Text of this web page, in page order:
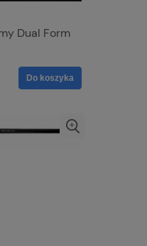
Dual Form
Do koszyka